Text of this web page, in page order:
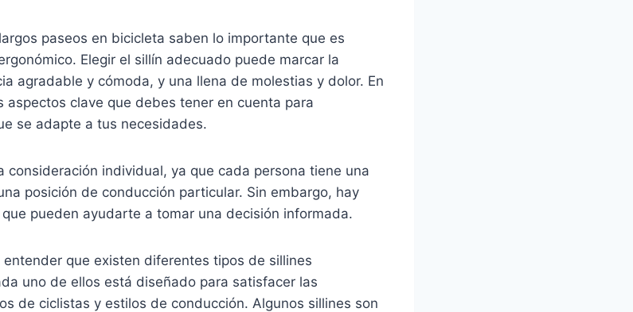
paseos en bicicleta saben lo importante que es
Elegir el sillín adecuado puede marcar la
agradable y cómoda, y una llena de molestias y dolor. En
aspectos clave que debes tener en cuenta para
se adapte a tus necesidades.
consideración individual, ya que cada persona tiene una
posición de conducción particular. Sin embargo, hay
pueden ayudarte a tomar una decisión informada.
que existen diferentes tipos de sillines
uno de ellos está diseñado para satisfacer las
de ciclistas y estilos de conducción. Algunos sillines son